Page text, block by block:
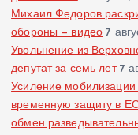
Михаил Федоров
обороны — видео 7
Увольнение из
депутат за семь лет 7
Усиление мобилизации
временную защиту в
обмен